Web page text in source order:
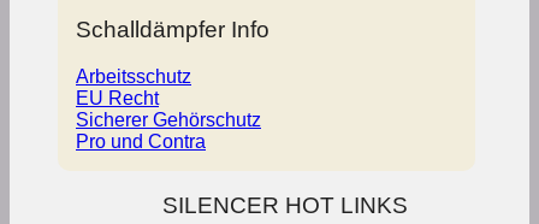
Schalldämpfer Info
Arbeitsschutz
EU Recht
Sicherer Gehörschutz
Pro und Contra
SILENCER HOT LINKS